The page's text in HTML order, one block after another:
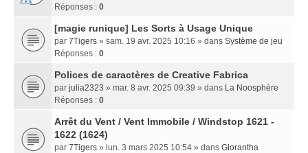
Réponses : 0
[magie runique] Les Sorts à Usage Unique
par 7Tigers » sam. 19 avr. 2025 10:16 » dans Système de jeu
Réponses : 0
Polices de caractères de Creative Fabrica
par julia2323 » mar. 8 avr. 2025 09:39 » dans La Noosphère
Réponses : 0
Arrêt du Vent / Vent Immobile / Windstop 1621 -
1622 (1624)
par 7Tigers » lun. 3 mars 2025 10:54 » dans Glorantha